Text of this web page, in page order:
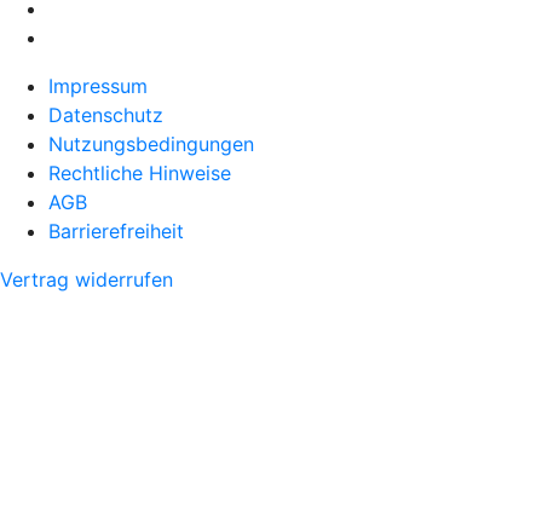
Impressum
Datenschutz
Nutzungsbedingungen
Rechtliche Hinweise
AGB
Barrierefreiheit
Vertrag widerrufen